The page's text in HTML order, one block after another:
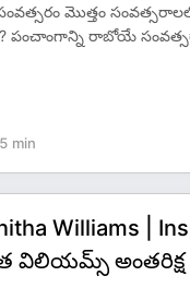
మొత్తం
పంచాంగాన్ని రాబోయే
min
Williams |
విలియమ్స్